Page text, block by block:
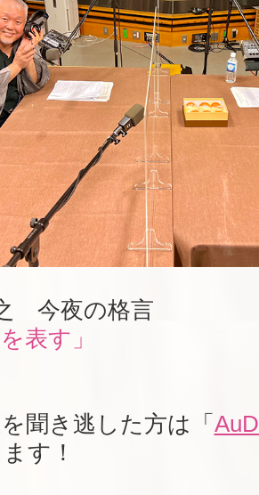
今夜の格言
表す」
聞き逃した方は「
す！